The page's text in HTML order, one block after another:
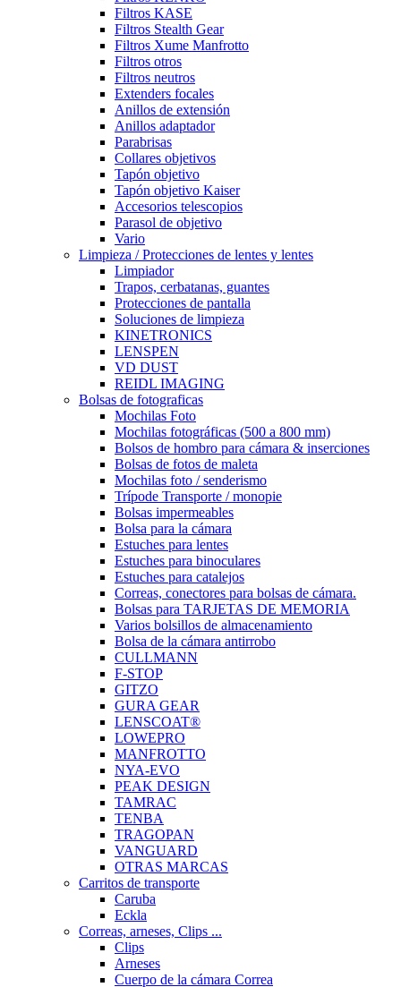
Filtros KASE
Filtros Stealth Gear
Filtros Xume Manfrotto
Filtros otros
Filtros neutros
Extenders focales
Anillos de extensión
Anillos adaptador
Parabrisas
Collares objetivos
Tapón objetivo
Tapón objetivo Kaiser
Accesorios telescopios
Parasol de objetivo
Vario
Limpieza / Protecciones de lentes y lentes
Limpiador
Trapos, cerbatanas, guantes
Protecciones de pantalla
Soluciones de limpieza
KINETRONICS
LENSPEN
VD DUST
REIDL IMAGING
Bolsas de fotograficas
Mochilas Foto
Mochilas fotográficas (500 a 800 mm)
Bolsos de hombro para cámara & inserciones
Bolsas de fotos de maleta
Mochilas foto / senderismo
Trípode Transporte / monopie
Bolsas impermeables
Bolsa para la cámara
Estuches para lentes
Estuches para binoculares
Estuches para catalejos
Correas, conectores para bolsas de cámara.
Bolsas para TARJETAS DE MEMORIA
Varios bolsillos de almacenamiento
Bolsa de la cámara antirrobo
CULLMANN
F-STOP
GITZO
GURA GEAR
LENSCOAT®
LOWEPRO
MANFROTTO
NYA-EVO
PEAK DESIGN
TAMRAC
TENBA
TRAGOPAN
VANGUARD
OTRAS MARCAS
Carritos de transporte
Caruba
Eckla
Correas, arneses, Clips ...
Clips
Arneses
Cuerpo de la cámara Correa